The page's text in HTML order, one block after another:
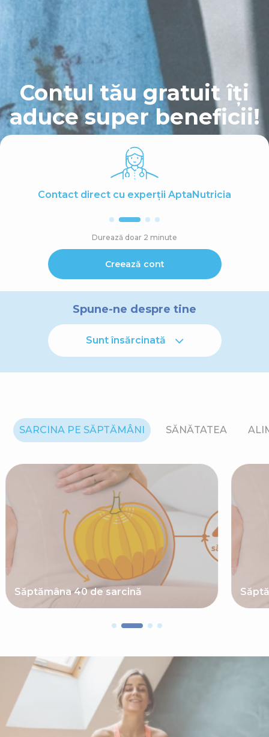
Contul tău gratuit îți
aducesuper beneficii!
Contact direct cu experții AptaNutricia
Durează doar 2 minute
Creează cont
Spune-ne despre tine
Sunt însărcinată
SARCINA PE SĂPTĂMÂNI SĂNĂTATEA
Săptămâna 40 de sarcină